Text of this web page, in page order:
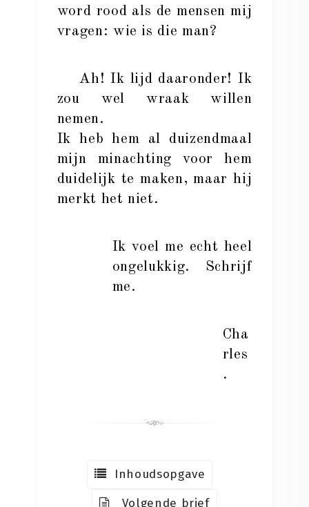
word rood als de mensen mij
vragen: wie is die man?
Ah! Ik lijd daaronder! Ik
zou wel wraak willen
nemen.
Ik heb hem al duizendmaal
mijn minachting voor hem
duidelijk te maken, maar hij
merkt het niet.
Ik voel me echt heel
ongelukkig. Schrijf
me.
Cha
rles
.
Inhoudsopgave
Volgende brief